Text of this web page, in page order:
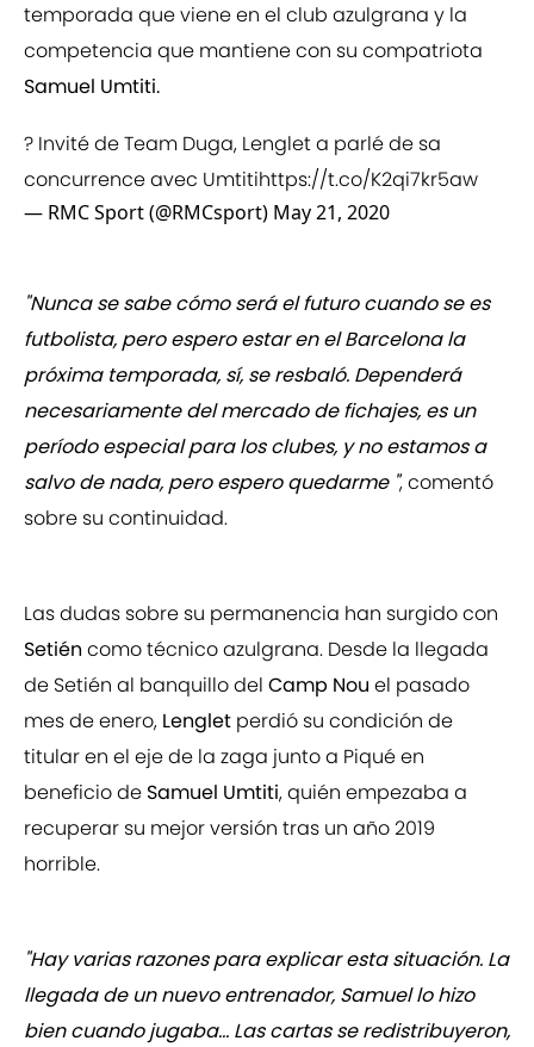
temporada que viene en el club azulgrana y la
competencia que mantiene con su compatriota
Samuel Umtiti.
? Invité de Team Duga, Lenglet a parlé de sa
concurrence avec Umtitihttps://t.co/K2qi7kr5aw
— RMC Sport (@RMCsport) May 21, 2020
"Nunca se sabe cómo será el futuro cuando se es
futbolista, pero espero estar en el Barcelona la
próxima temporada, sí, se resbaló. Dependerá
necesariamente del mercado de fichajes, es un
período especial para los clubes, y no estamos a
salvo de nada, pero espero quedarme ", comentó
sobre su continuidad.
Las dudas sobre su permanencia han surgido con
Setién como técnico azulgrana. Desde la llegada
de Setién al banquillo del Camp Nou el pasado
mes de enero, Lenglet perdió su condición de
titular en el eje de la zaga junto a Piqué en
beneficio de Samuel Umtiti, quién empezaba a
recuperar su mejor versión tras un año 2019
horrible.
"Hay varias razones para explicar esta situación. La
llegada de un nuevo entrenador, Samuel lo hizo
bien cuando jugaba... Las cartas se redistribuyeron,